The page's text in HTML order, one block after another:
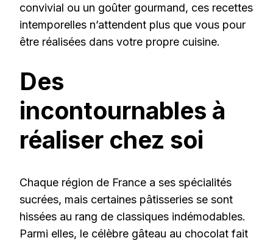
convivial ou un goûter gourmand, ces recettes
intemporelles n’attendent plus que vous pour
être réalisées dans votre propre cuisine.
Des
incontournables à
réaliser chez soi
Chaque région de France a ses spécialités
sucrées, mais certaines pâtisseries se sont
hissées au rang de classiques indémodables.
Parmi elles, le célèbre gâteau au chocolat fait